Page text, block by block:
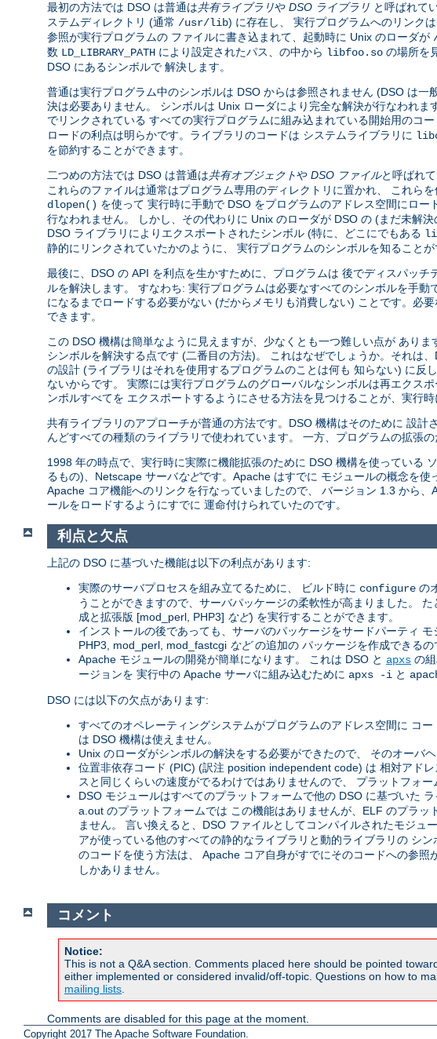
最初の方法では DSO は普通は共有ライブラリや DSO ライブラリ と呼ばれて
ステムディレクトリ (通常 /usr/lib) に存在し、 実行プログラムへのリンク
参照が実行プログラムの ファイルに書き込まれて、起動時に Unix のローダが
数 LD_LIBRARY_PATH により設定されたパス、の中から libfoo.so の場所を
DSO にあるシンボルで 解決します。
普通は実行プログラム中のシンボルは DSO からは参照されません (DSO は
決は必要ありません。 シンボルは Unix ローダにより完全な解決が行なわれ
でリンクされている すべての実行プログラムに組み込まれている開始用のコ
ロードの利点は明らかです。ライブラリのコードは システムライブラリに
を節約することができます。
二つめの方法では DSO は普通は共有オブジェクトや DSO ファイルと呼ばれ
これらのファイルは通常はプログラム専用のディレクトリに置かれ、 これら
dlopen() を使って 実行時に手動で DSO をプログラムのアドレス空間にロ
行なわれません。 しかし、その代わりに Unix のローダが DSO の (まだ未解
DSO ライブラリによりエクスポートされたシンボル (特に、どこにでもある
静的にリンクされていたかのように、 実行プログラムのシンボルを知ることが
最後に、DSO の API を利点を生かすために、プログラムは 後でディスパッチ
ルを解決します。 すなわち: 実行プログラムは必要なすべてのシンボルを手
になるまでロードする必要がない (だからメモリも消費しない) ことです。必
できます。
この DSO 機構は簡単なように見えますが、少なくとも一つ難しい点が あり
シンボルを解決する点です (二番目の方法)。 これはなぜでしょうか。それは
の設計 (ライブラリはそれを使用するプログラムのことは何も 知らない) に
ないからです。 実際には実行プログラムのグローバルなシンボルは再エクス
ンボルすべてを エクスポートするようにさせる方法を見つけることが、実行
共有ライブラリのアプローチが普通の方法です。DSO 機構はそのために 設
んどすべての種類のライブラリで使われています。 一方、プログラムの拡張
1998 年の時点で、実行時に実際に機能拡張のために DSO 機構を使っている
るもの)、Netscape サーバなどです。Apache はすでに モジュールの概念を
Apache コア機能へのリンクを行なっていましたので、 バージョン 1.3 から
ールをロードするようにすでに 運命付けられていたのです。
利点と欠点
上記の DSO に基づいた機能は以下の利点があります:
実際のサーバプロセスを組み立てるために、 ビルド時に configure の
うことができますので、サーバパッケージの柔軟性が高まりました。
成と拡張版 [mod_perl, PHP3] など) を実行することができます。
インストールの後であっても、サーバのパッケージをサードパーティ
PHP3, mod_perl, mod_fastcgi などの追加の パッケージを作成できるの
Apache モジュールの開発が簡単になります。 これは DSO と apxs の
ージョンを 実行中の Apache サーバに組み込むために apxs -i と
DSO には以下の欠点があります:
すべてのオペレーティングシステムがプログラムのアドレス空間に コ
は DSO 機構は使えません。
Unix のローダがシンボルの解決をする必要ができたので、 そのオーバ
位置非依存コード (PIC) (訳注 position independent code) は 相対アド
スと同じくらいの速度がでるわけではありませんので、 プラットフォ
DSO モジュールはすべてのプラットフォームで他の DSO に基づいた
a.out のプラットフォームでは この機能はありませんが、ELF のプラ
ません。 言い換えると、DSO ファイルとしてコンパイルされたモジ
アが使っている他のすべての静的なライブラリと動的ライブラリの シ
のコードを使う方法は、 Apache コア自身がすでにそのコードへの参照
しかありません。
コメント
Notice:
This is not a Q&A section. Comments placed here should be pointed
either implemented or considered invalid/off-topic. Questions on how to
mailing lists
Comments are disabled for this page at the moment.
Copyright 2017 The Apache Software Foundation.